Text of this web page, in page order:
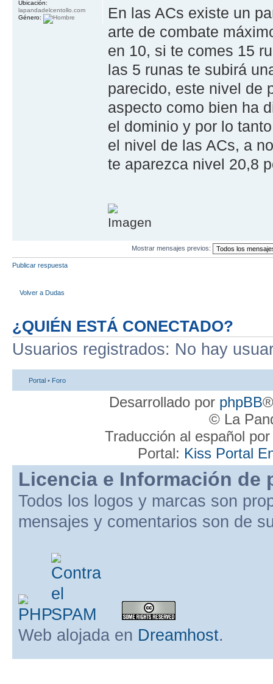
En las ACs existe un
arte de combate
en 10, si te comes 15
las 5 runas te subirá
parecido, este nivel de
aspecto como bien ha
el dominio y por lo
el nivel de las ACs, a
te aparezca nivel 20,8
Ubicación:
lapandadelcentollo.com
Género:
Mostrar mensajes previos:
Publicar respuesta
Volver a Dudas
¿QUIÉN ESTÁ CONECTADO?
Usuarios registrados: No hay
Portal • Foro
Desarrollado por phpBB
© La
Traducción al español
Portal: Kiss Portal
Licencia e Información de
Todos los logos y marcas son
mensajes y comentarios son de
Web alojada en Dreamhost.